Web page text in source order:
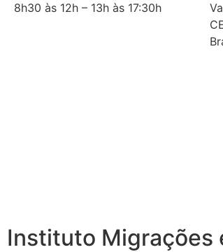
8h30 às 12h – 13h às 17:30h
Instituto Migrações